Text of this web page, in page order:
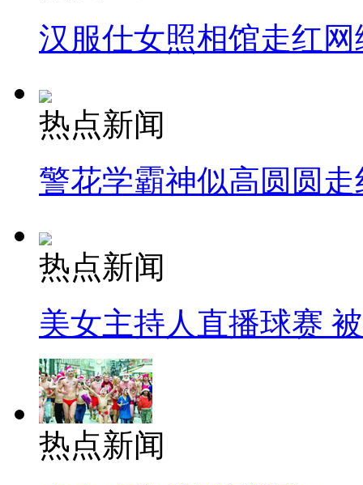
汉服仕女照相馆走红网
热点新闻
警花学霸神似高圆圆走
热点新闻
美女主持人直播球赛
热点新闻